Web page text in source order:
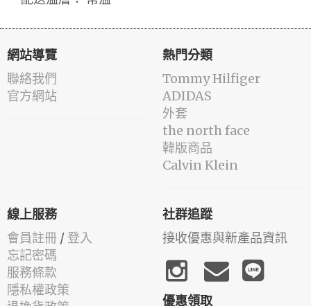
網站導覽
聯絡我們
官方網站
熱門分類
Tommy Hilfiger
ADIDAS
外套
the north face
韓版商品
Calvin Klein
線上服務
會員註冊 / 登入
忘記密碼
服務條款
隱私權政策
社群追蹤
接收優惠與新產品資訊
優惠領取